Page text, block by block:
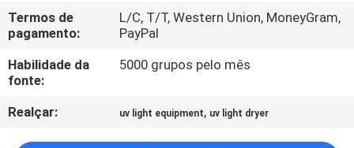
CONTACTE-
NOS
NOTÍCIA
Termos de
pagamento:
L/C, T/T, Western Union, MoneyGram,
PayPal
Habilidade da
fonte:
5000 grupos pelo mês
Realçar: uv light equipment, uv light dryer